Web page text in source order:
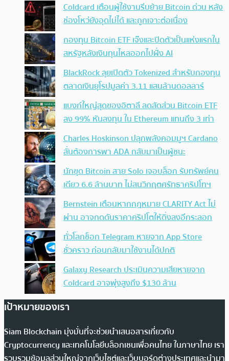
Coldcard เตือนผู้ใช้งานรีบย้าย Bitcoin ด่วน หลัง
ช่องโหว่ยังอุดไม่ได้ และถูกเจาะต่อเนื่อง
กองทุน Bitcoin ETF เจ๊งและปิดตัวเป็นแห่งแรกใน
สหรัฐหลังเงินทุนไหลออกไปฝั่ง AI
BlackRock ลุยเปิดตัว Tokenized สำหรับกองทุน
ตลาดเงินยุโรปมูลค่า 3.11 แสนล้านดอลลาร์
แบงก์ใหญ่สุดของอิตาลี ลดสัดส่วน Bitcoin ETF
ลง 99% หันลงทุน ใน Ethereum แทนถึง 3 เท่า
Charles Hoskinson ปลุกพลังคอมมูฯ Cardano
ลั่นต้องการพา ADA กลับมาเป็นผู้ชนะ
นักขุด Bitcoin สาย Solo เจอบล็อก รับทรัพย์คน
เดียว 6.6 ล้านบาท ไม่สนวิกฤตศรัทธาคริปโทฯ
Bernstein เตือนหากกฎหมาย CLARITY Act ไม่
ผ่าน อาจกดดันราคาคริปโตให้ดิ่งลงอีกระลอก
ทั่วโลกช็อก Telegram หายจาก App Store
ชั่วคราว ก่อนกลับมาใช้งานได้ปกติ
Galaxy Research ประเมินความเสียหายจาก
Coldcard อาจพุ่งสูงถึง $130 ล้าน
เป้าหมายของเรา
Siam Blockchain มุ่งมั่นที่จะช่วยนำเสนอสารเกี่ยวกับ
Cryptocurrency และเทคโนโลยีบล็อกเชนเพื่อคนไทย ในภาษาไทย เรา
รวบรวมข้อมูลส่วนใหญ่จากเว็บไซต์และเว็บบอร์ดต่างประเทศและนำมา